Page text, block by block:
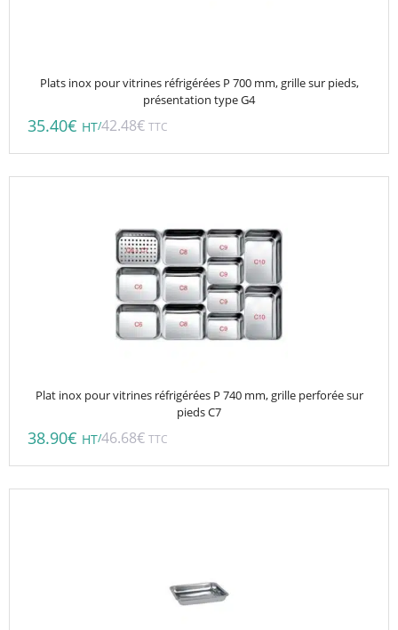
Plats inox pour vitrines réfrigérées P 700 mm, grille sur pieds,
présentation type G4
35.40€ HT/42.48€ TTC
Plat inox pour vitrines réfrigérées P 740 mm, grille perforée sur
pieds C7
38.90€ HT/46.68€ TTC